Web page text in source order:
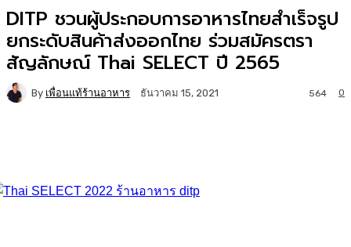
DITP ชวนผู้ประกอบการอาหารไทยสำเร็จรูป
ยกระดับสินค้าส่งออกไทย ร่วมสมัครตรา
สัญลักษณ์ Thai SELECT ปี 2565
By เพื่อนแท้ร้านอาหาร ธันวาคม 15, 2021 0
564